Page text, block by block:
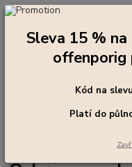
+420 273 136 255
Sleva 15 %
offenporig
Kód na
Platí do